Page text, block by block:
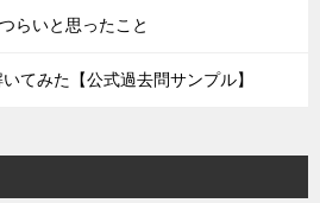
らいと思ったこと
てみた【公式過去問サンプル】